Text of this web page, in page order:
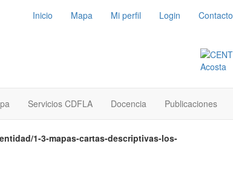
Inicio Mapa Mi perfil Login Contacto
Servicios CDFLA Docencia Publicaciones
1-3-mapas-cartas-descriptivas-los-